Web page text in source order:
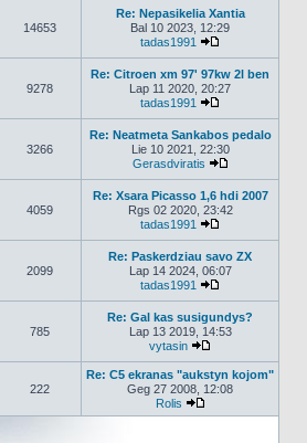
14653
Re: Nepasikelia Xantia
Bal 10 2023, 12:29
tadas1991
9278
Re: Citroen xm 97' 97kw 2l ben
Lap 11 2020, 20:27
tadas1991
3266
Re: Neatmeta Sankabos pedalo
Lie 10 2021, 22:30
Gerasdviratis
4059
Re: Xsara Picasso 1,6 hdi 2007
Rgs 02 2020, 23:42
tadas1991
2099
Re: Paskerdziau savo ZX
Lap 14 2024, 06:07
tadas1991
785
Re: Gal kas susigundys?
Lap 13 2019, 14:53
vytasin
222
Re: C5 ekranas "aukstyn kojom"
Geg 27 2008, 12:08
Rolis
Peržiūrėti